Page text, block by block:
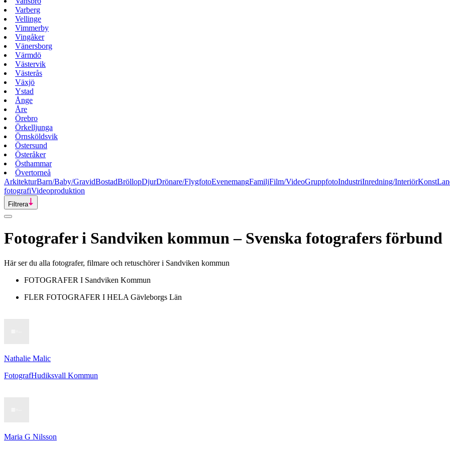
Varberg
Vellinge
Vimmerby
Vingåker
Vänersborg
Värmdö
Västervik
Västerås
Växjö
Ystad
Ånge
Åre
Örebro
Örkelljunga
Örnsköldsvik
Östersund
Österåker
Östhammar
Övertorneå
ArkitekturBarn/Baby/GravidBostadBröllopDjurDrönare/FlygfotoEvenemangFamiljFilm/VideoGruppfotoIndustriInredning/InteriörKonst
fotografiVideoproduktion
Filtrera
Fotograferi Sandviken kommun– Svenska fotografers förbund
Här ser du alla fotografer, filmare och retuschörer i Sandviken kommun
FOTOGRAFER I Sandviken Kommun
FLER FOTOGRAFER I HELA Gävleborgs Län
Nathalie Malic
FotografHudiksvall Kommun
Maria G Nilsson